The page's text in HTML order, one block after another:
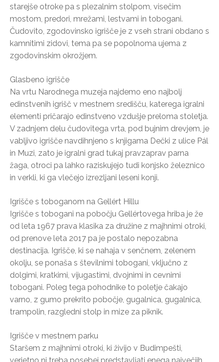
starejše otroke pa s plezalnim stolpom, visečim
mostom, predori, mrežami, lestvami in tobogani.
Čudovito, zgodovinsko igrišče je z vseh strani obdano s
kamnitimi zidovi, tema pa se popolnoma ujema z
zgodovinskim okrožjem.
Glasbeno igrišče
Na vrtu Narodnega muzeja najdemo eno najbolj
edinstvenih igrišč v mestnem središču, katerega igralni
elementi pričarajo edinstveno vzdušje preloma stoletja.
V zadnjem delu čudovitega vrta, pod bujnim drevjem, je
vabljivo igrišče navdihnjeno s knjigama Dečki z ulice Pál
in Muzi, zato je igralni grad tukaj pravzaprav parna
žaga, otroci pa lahko raziskujejo tudi konjsko železnico
in verkli, ki ga vlečejo izrezljani leseni konji.
Igrišče s toboganom na Gellért Hillu
Igrišče s tobogani na pobočju Gellértovega hriba je že
od leta 1967 prava klasika za družine z majhnimi otroki,
od prenove leta 2017 pa je postalo nepozabna
destinacija. Igrišče, ki se nahaja v senčnem, zelenem
okolju, se ponaša s številnimi tobogani, vključno z
dolgimi, kratkimi, vijugastimi, dvojnimi in cevnimi
tobogani. Poleg tega pohodnike to poletje čakajo
varno, z gumo prekrito pobočje, gugalnica, gugalnica,
trampolin, razgledni stolp in mize za piknik.
Igrišče v mestnem parku
Staršem z majhnimi otroki, ki živijo v Budimpešti,